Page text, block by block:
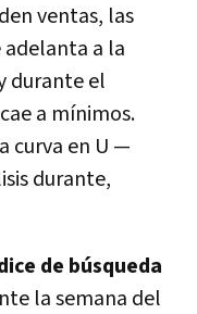
ventas, las
adelanta a la
durante el
a mínimos.
curva en U —
durante,
de búsqueda
la semana del